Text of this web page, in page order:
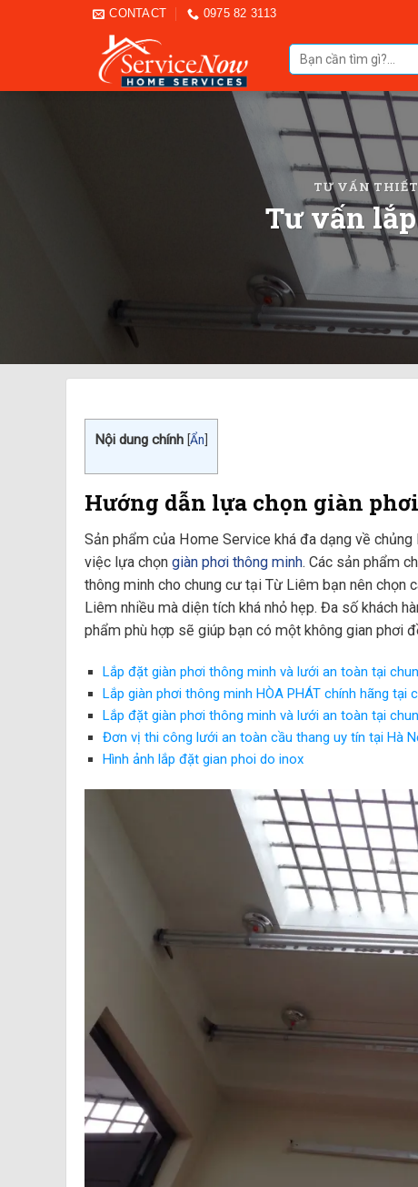
CONTACT 0975 82 3113
Tìm
kiếm:
TƯ VẤN
Tư vấn
Nội dung chính [Ẩn
Hướng dẫn lựa chọn giàn
Sản phẩm của Home Service khá đa dạng về
việc lựa chọn giàn phơi thông minh. Các sản phẩm
thông minh cho chung cư tại Từ Liêm bạn nên chọn
Liêm nhiều mà diện tích khá nhỏ hẹp. Đa số khách
phẩm phù hợp sẽ giúp bạn có một không gian phơi
Lắp đặt giàn phơi thông minh và lưới an toàn tại
Lắp giàn phơi thông minh HÒA PHÁT chính hãng tại
Lắp đặt giàn phơi thông minh và lưới an toàn tại
Đơn vị thi công lưới an toàn cầu thang uy tín tại Hà
Hình ảnh lắp đặt gian phoi do inox